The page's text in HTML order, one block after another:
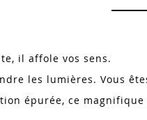
il affole vos sens.
les lumières. Vous
épurée, ce